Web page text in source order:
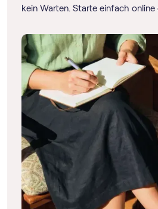
kein Warten. Starte einfach online